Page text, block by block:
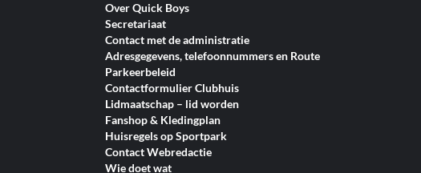
Over Quick Boys
Secretariaat
Contact met de administratie
Adresgegevens, telefoonnummers en Route
Parkeerbeleid
Contactformulier Clubhuis
Lidmaatschap – lid worden
Fanshop & Kledingplan
Huisregels op Sportpark
Contact Webredactie
Wie doet wat